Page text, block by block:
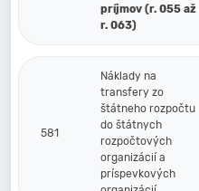
príjmov (r. 055 až
r. 063)
581
Náklady na
transfery zo
štátneho rozpočtu
do štátnych
rozpočtových
organizácií a
príspevkových